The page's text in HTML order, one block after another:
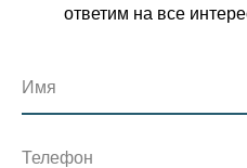
ответим на все
Имя
Телефон